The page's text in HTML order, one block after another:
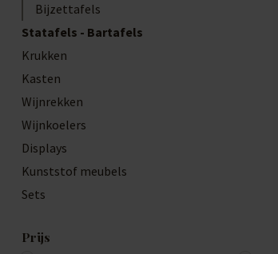
Bijzettafels
Statafels - Bartafels
Krukken
Kasten
Wijnrekken
Wijnkoelers
Displays
Kunststof meubels
Sets
Prijs